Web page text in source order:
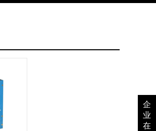
企
业
在